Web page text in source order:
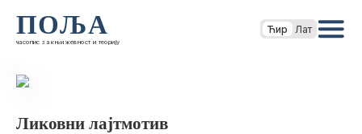
ПОЉА
часопис за књижевност и теорију
Ћир Лат
Ликовни лајтмотив